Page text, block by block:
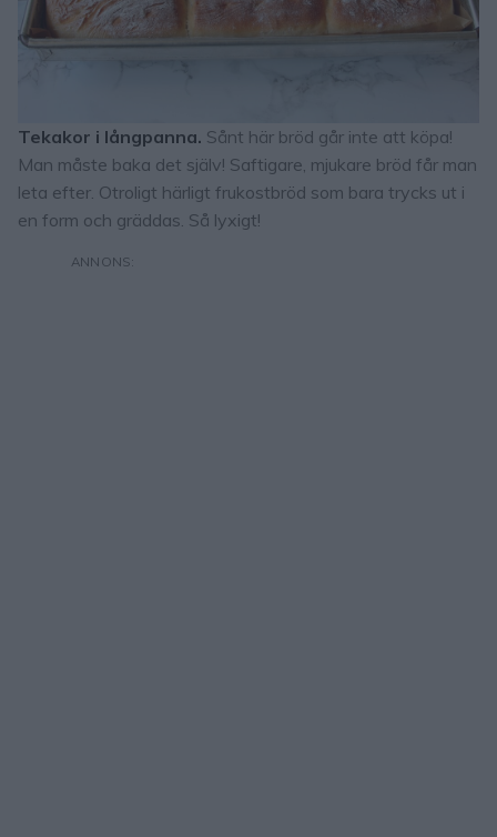
Tekakor i långpanna. Sånt här bröd går inte att köpa!
Man måste baka det själv! Saftigare, mjukare bröd får man
leta efter. Otroligt härligt frukostbröd som bara trycks ut i
en form och gräddas. Så lyxigt!